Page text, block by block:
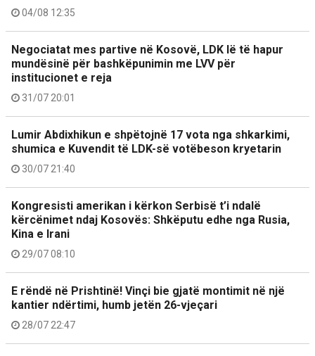
04/08 12:35
Negociatat mes partive në Kosovë, LDK lë të hapur
mundësinë për bashkëpunimin me LVV për
institucionet e reja
31/07 20:01
Lumir Abdixhikun e shpëtojnë 17 vota nga shkarkimi,
shumica e Kuvendit të LDK-së votëbeson kryetarin
30/07 21:40
Kongresisti amerikan i kërkon Serbisë t’i ndalë
kërcënimet ndaj Kosovës: Shkëputu edhe nga Rusia,
Kina e Irani
29/07 08:10
E rëndë në Prishtinë! Vinçi bie gjatë montimit në një
kantier ndërtimi, humb jetën 26-vjeçari
28/07 22:47